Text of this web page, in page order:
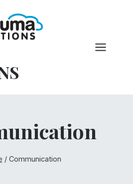
/ Communication